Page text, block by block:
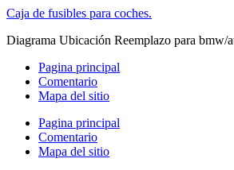
Skip
content
Caja de fusibles para coches.
Diagrama Ubicación Reemplazo para bmw/
Pagina principal
Comentario
Mapa del sitio
Pagina principal
Comentario
Mapa del sitio